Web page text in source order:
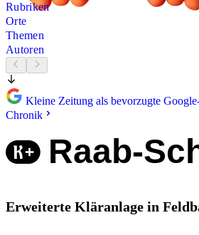
Rubriken
Orte
Themen
Autoren
Kleine Zeitung als bevorzugte
Chronik
Raab-
Erweiterte Kläranlage in